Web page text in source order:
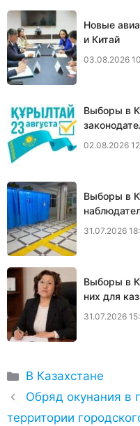
Новые
и Китай
03.08.2026
Выборы в
02.08.2026
Выборы в
31.07.2026
Выборы в
них для
31.07.2026
Рубрики
В Казахстане
Обряд окунания в
территории